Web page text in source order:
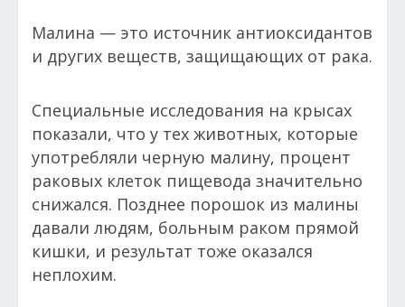
Малина — это источник антиоксидантов
и других веществ, защищающих от рака.
Специальные исследования на крысах
показали, что у тех животных, которые
употребляли черную малину, процент
раковых клеток пищевода значительно
снижался. Позднее порошок из малины
давали людям, больным раком прямой
кишки, и результат тоже оказался
неплохим.